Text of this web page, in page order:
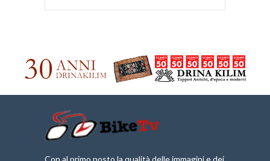
Con al primo posto la qualità delle immagini e dei